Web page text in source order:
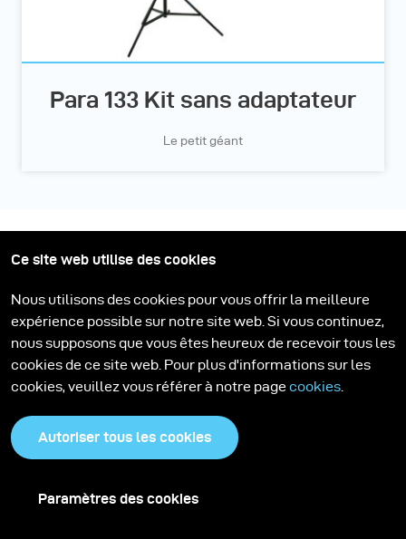
Para 133 Kit sans adaptateur
Le petit géant
Plus de Stories
Ce site web utilise des cookies
Nous utilisons des cookies pour vous offrir la meilleure
expérience possible sur notre site web. Si vous continuez,
nous supposons que vous êtes heureux de recevoir tous les
cookies de ce site web. Pour plus d'informations sur les
cookies, veuillez vous référer à notre page cookies
Autoriser tous les cookies
Paramètres des cookies